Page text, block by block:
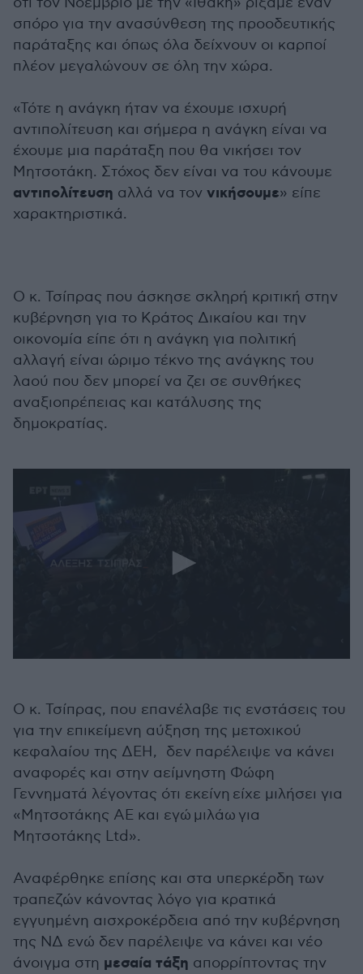
σπόρο για την ανασύνθεση της προοδευτικής
παράταξης και όπως όλα δείχνουν οι καρποί
πλέον μεγαλώνουν σε όλη την χώρα.
«Τότε η ανάγκη ήταν να έχουμε ισχυρή
αντιπολίτευση και σήμερα η ανάγκη είναι να
έχουμε μια παράταξη που θα νικήσει τον
Μητσοτάκη. Στόχος δεν είναι να του κάνουμε
αντιπολίτευση αλλά να τον νικήσουμε» είπε
χαρακτηριστικά.
Ο κ. Τσίπρας που άσκησε σκληρή κριτική στην
κυβέρνηση για το Κράτος Δικαίου και την
οικονομία είπε ότι η ανάγκη για πολιτική
αλλαγή είναι ώριμο τέκνο της ανάγκης του
λαού που δεν μπορεί να ζει σε συνθήκες
αναξιοπρέπειας και κατάλυσης της
δημοκρατίας.
36
seconds
Ο κ. Τσίπρας, που επανέλαβε τις ενστάσεις του
για την επικείμενη αύξηση της μετοχικού
κεφαλαίου της ΔΕΗ, δεν παρέλειψε να κάνει
αναφορές και στην αείμνηστη Φώφη
Γεννηματά λέγοντας ότι εκείνη είχε μιλήσει για
«Μητσοτάκης ΑΕ και εγώ μιλάω για
Μητσοτάκης Ltd».
Αναφέρθηκε επίσης και στα υπερκέρδη των
τραπεζών κάνοντας λόγο για κρατικά
εγγυημένη αισχροκέρδεια από την κυβέρνηση
της ΝΔ ενώ δεν παρέλειψε να κάνει και νέο
άνοιγμα στη μεσαία τάξη απορρίπτοντας την